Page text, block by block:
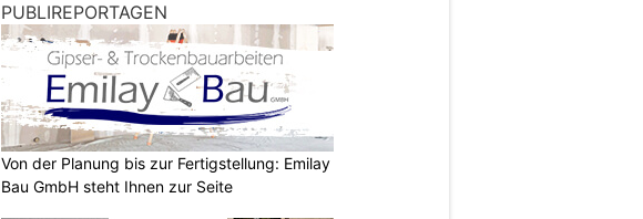
PUBLIREPORTAGEN
Von der Planung bis zur Fertigstellung: Emilay
Bau GmbH steht Ihnen zur Seite